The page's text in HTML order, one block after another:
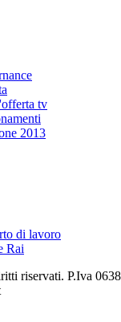
tv
2013
di lavoro
Rai
riservati. P.Iva